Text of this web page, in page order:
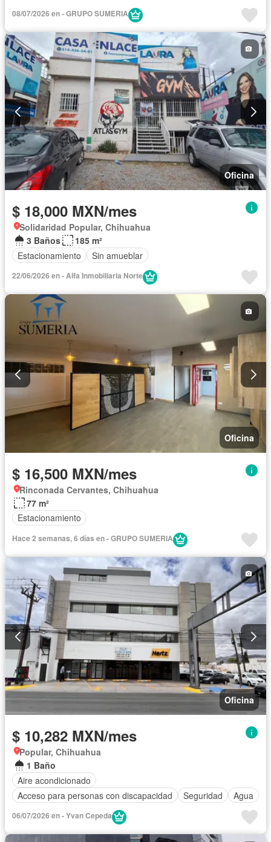
08/07/2026 en - GRUPO SUMERIA
Oficina
$ 18,000 MXN/mes
Solidaridad Popular, Chihuahua
3 Baños
185 m²
Estacionamiento
Sin amueblar
22/06/2026 en - Alfa Inmobiliaria Norte
Oficina
$ 16,500 MXN/mes
Rinconada Cervantes, Chihuahua
77 m²
Estacionamiento
Hace 2 semanas, 6 días en - GRUPO SUMERIA
Oficina
$ 10,282 MXN/mes
Popular, Chihuahua
1 Baño
Aire acondicionado
Acceso para personas con discapacidad
Seguridad Agua
06/07/2026 en - Yvan Cepeda